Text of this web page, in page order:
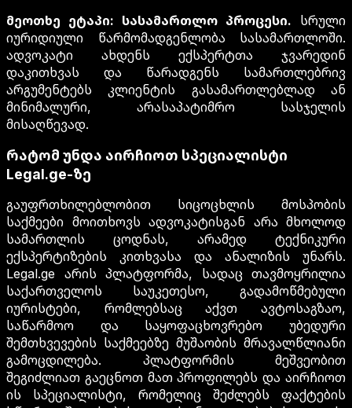
მეოთხე ეტაპი: სასამართლო პროცესი. სრული
იურიდიული წარმომადგენლობა სასამართლოში.
ადვოკატი ახდენს ექსპერტთა ჯვარედინ
დაკითხვას და წარადგენს სამართლებრივ
არგუმენტებს კლიენტის გასამართლებლად ან
მინიმალური, არასაპატიმრო სასჯელის
მისაღწევად.
რატომ უნდა აირჩიოთ სპეციალისტი
Legal.ge-ზე
გაუფრთხილებლობით სიცოცხლის მოსპობის
საქმეები მოითხოვს ადვოკატისგან არა მხოლოდ
სამართლის ცოდნას, არამედ ტექნიკური
ექსპერტიზების კითხვასა და ანალიზის უნარს.
Legal.ge არის პლატფორმა, სადაც თავმოყრილია
საქართველოს საუკეთესო, გადამოწმებული
იურისტები, რომლებსაც აქვთ ავტოსაგზაო,
საწარმოო და საყოფაცხოვრებო უბედური
შემთხვევების საქმეებზე მუშაობის მრავალწლიანი
გამოცდილება. პლატფორმის მეშვეობით
შეგიძლიათ გაეცნოთ მათ პროფილებს და აირჩიოთ
ის სპეციალისტი, რომელიც შეძლებს ფაქტების